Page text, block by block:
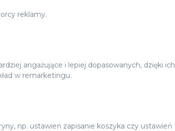
reklamy.
angażujące i lepiej dopasowanych, dzięki ich
w remarketingu.
np. ustawień zapisanie koszyka czy ustawień